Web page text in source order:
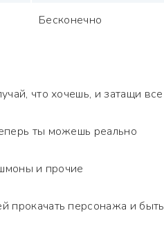
Бесконечно
что хочешь, и затащи все
ты можешь реально
и прочие
прокачать персонажа и быть